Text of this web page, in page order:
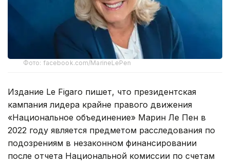
Фото: facebook.com/MarineLePen
Издание Le Figaro пишет, что президентская
кампания лидера крайне правого движения
«Национальное объединение» Марин Ле Пен в
2022 году является предметом расследования по
подозрениям в незаконном финансировании
после отчета Национальной комиссии по счетам